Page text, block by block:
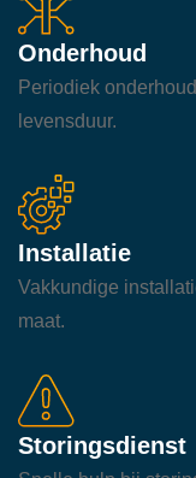
Onderhoud
Periodiek
levensduur.
Installatie
Vakkundige
maat.
Storingsdienst